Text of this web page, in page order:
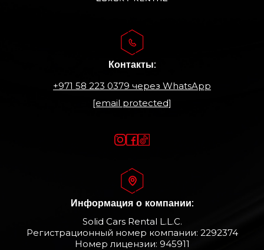
Контакты:
+971 58 223 0379 через WhatsApp
[email protected]
Информация о компании:
Solid Cars Rental L.L.C.
Регистрационный номер компании: 2292374
Номер лицензии: 945911